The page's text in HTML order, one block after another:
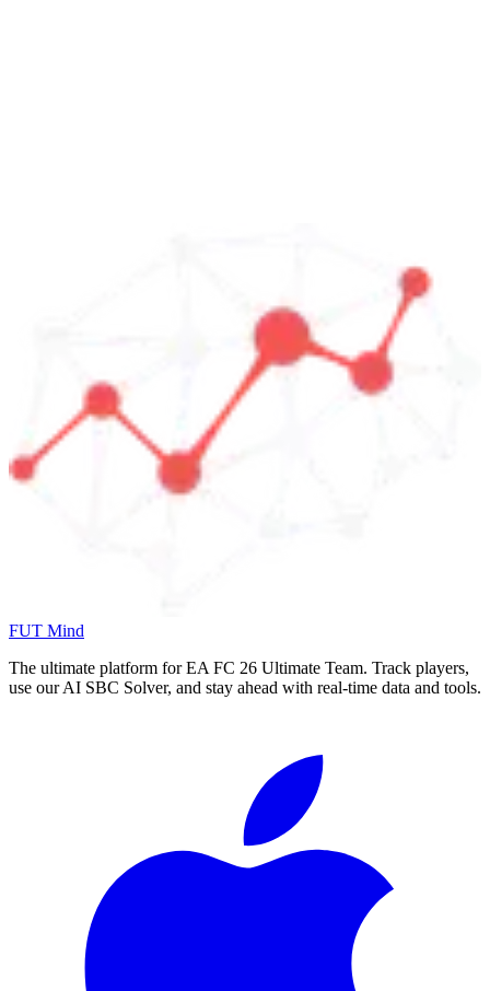
FUT Mind
The ultimate platform for EA FC 26 Ultimate Team. Track players,
use our AI SBC Solver, and stay ahead with real-time data and tools.